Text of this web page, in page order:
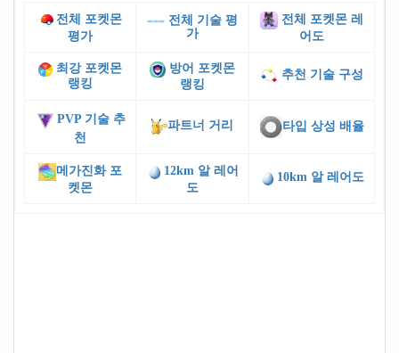
전체 포켓몬
평가
전체 기술 평
가
전체 포켓몬 레
어도
최강 포켓몬
랭킹
방어 포켓몬
랭킹
추천 기술 구성
PVP 기술 추
천
파트너 거리 타입 상성 배율
메가진화 포
켓몬
12km 알 레어
도
10km 알 레어도